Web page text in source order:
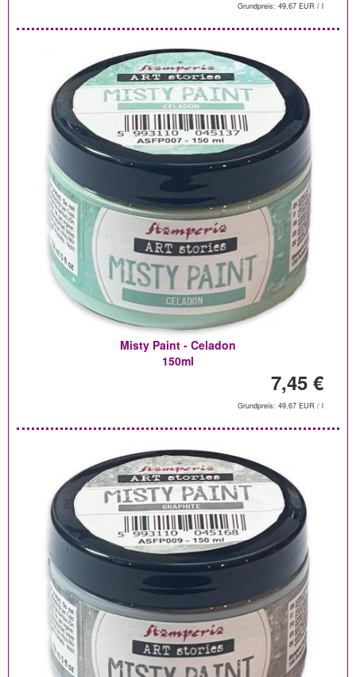
Grundpreis: 49,67 EUR / l
Misty Paint - Celadon
150ml
7,45 €
Grundpreis: 49,67 EUR / l